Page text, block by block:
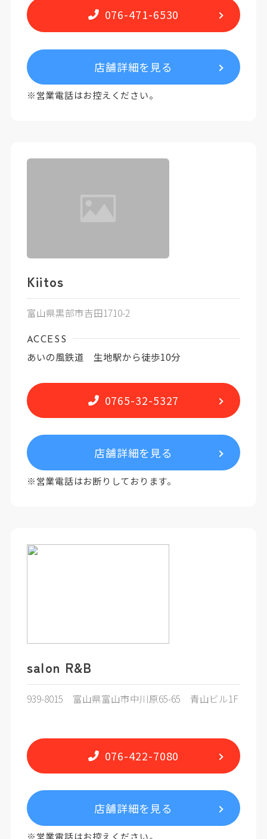
076-471-6530
店舗詳細を見る
※営業電話はお控えください。
Kiitos
富山県黒部市吉田1710-2
ACCESS
あいの風鉄道 生地駅から徒歩10分
0765-32-5327
店舗詳細を見る
※営業電話はお断りしております。
salon R&B
939-8015 富山県富山市中川原65-65 青山ビル1F
076-422-7080
店舗詳細を見る
※営業電話はお控えください。